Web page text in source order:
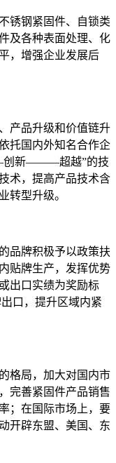
锈钢紧固件、自锁类
及各种表面处理、化
，增强企业发展后
产品升级和价值链升
托国内外知名合作企
新———超越”的技
术，提高产品技术含
转型升级。
品牌积极予以政策扶
贴牌生产，发挥优势
出口实绩为奖励标
口，提升区域内紧
格局，加大对国内市
完善紧固件产品销售
；在国际市场上，要
开辟东盟、美国、东